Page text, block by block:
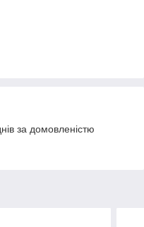
за домовленістю